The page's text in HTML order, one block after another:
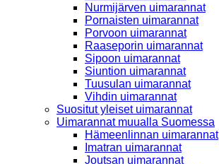
Nurmijärven uimarannat
Pornaisten uimarannat
Porvoon uimarannat
Raaseporin uimarannat
Sipoon uimarannat
Siuntion uimarannat
Tuusulan uimarannat
Vihdin uimarannat
Suositut yleiset uimarannat
Uimarannat muualla Suomessa
Hämeenlinnan uimarannat
Imatran uimarannat
Joutsan uimarannat